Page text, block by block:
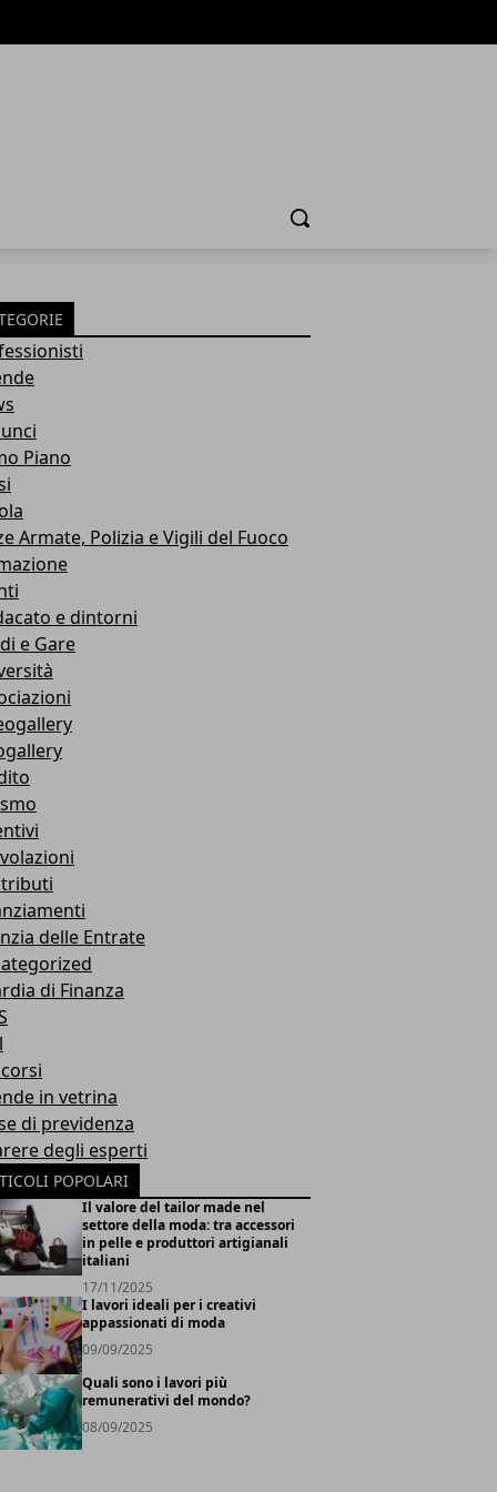
Cerca
Piano
Armate, Polizia e Vigili del Fuoco
e dintorni
e Gare
delle Entrate
di Finanza
in vetrina
di previdenza
degli esperti
POPOLARI
Il valore del tailor made nel
settore della moda: tra accessori
in pelle e produttori artigianali
italiani
17/11/2025
I lavori ideali per i creativi
appassionati di moda
09/09/2025
Quali sono i lavori più
remunerativi del mondo?
08/09/2025